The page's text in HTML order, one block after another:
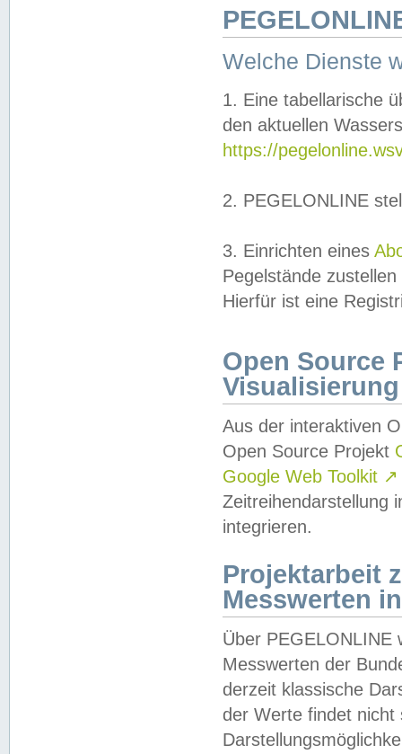
Welche Dienste
1. Eine tabellarische
den aktuellen
https://
2. PEGELONLINE
3. Einrichten eines
Pegelstände
Hierfür ist eine
Open Source
Visualisierung
Aus der interaktiven
Open Source Projekt
Google Web Toolkit ↗
Zeitreihendarstellung
integrieren.
Projektarbeit
Messwerten
Über PEGELONLINE
Messwerten der
derzeit klassische
der Werte findet